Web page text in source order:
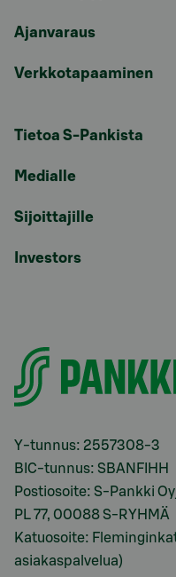
Ajanvaraus
Verkkotapaaminen
Tietoa S-Pankista
Medialle
Sijoittajille
Investors
Y-tunnus: 2557308-3
BIC-tunnus: SBANFIHH
Postiosoite: S-Pankki
PL 77, 00088 S-RYHMÄ
Katuosoite:
asiakaspalvelua)